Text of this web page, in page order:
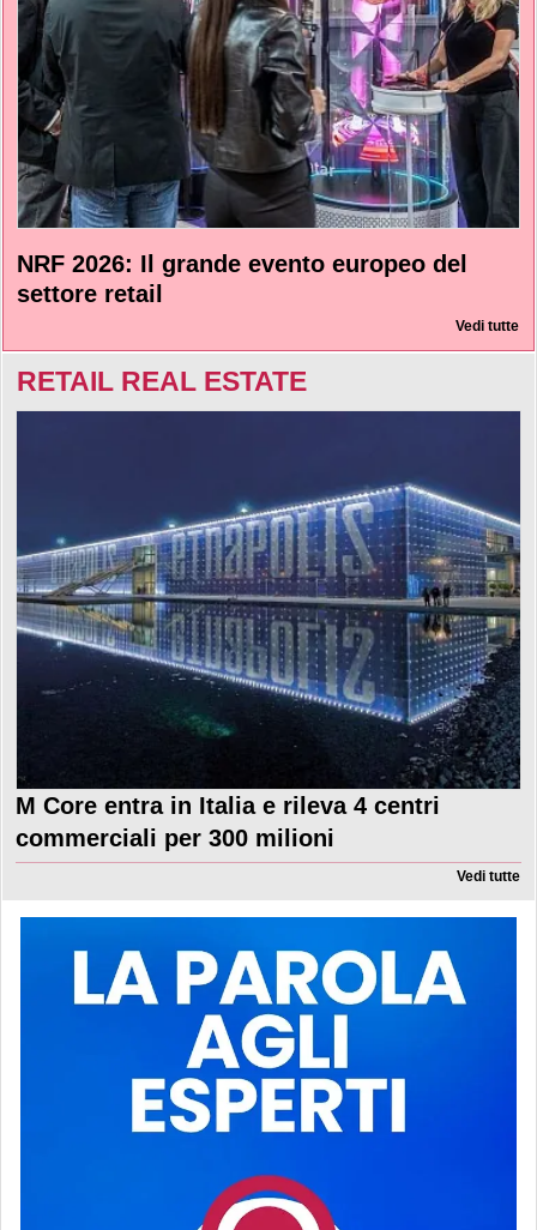
NRF 2026: Il grande evento europeo del
settore retail
Vedi tutte
RETAIL REAL ESTATE
M Core entra in Italia e rileva 4 centri
commerciali per 300 milioni
Vedi tutte